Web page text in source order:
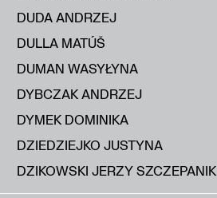
DUDA ANDRZEJ
DULLA MATÚŠ
DUMAN WASYŁYNA
DYBCZAK ANDRZEJ
DYMEK DOMINIKA
DZIEDZIEJKO JUSTYNA
DZIKOWSKI JERZY SZCZEPANIK